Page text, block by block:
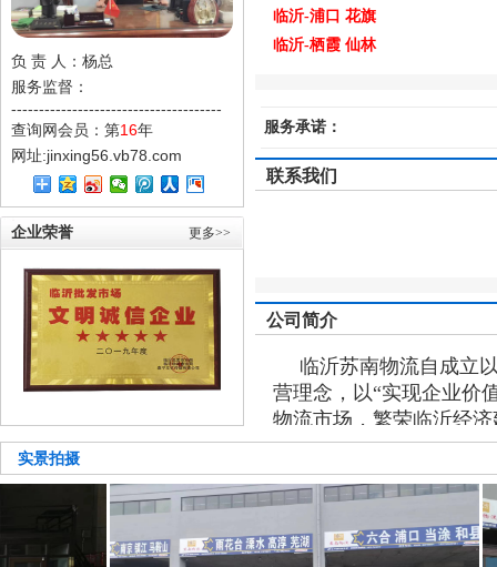
负 责 人：杨总
服务监督：
--------------------------------------
查询网会员：第16年
网址:jinxing56.vb78.com
企业荣誉 更多>>
临沂-浦口 花旗
临沂-栖霞 仙林
临沂-镇江 句容 扬州
临沂-安徽路线
临沂-马鞍山 滁州 博望 合县 当涂
服务承诺：
联系我们
公司简介
临沂苏南物流自成立
营理念，以“实现企业价
物流市场，繁荣临沂经
掘临沂市场潜力，逐步
满足客户全方位物流要求
公司本着信誉至上的
营原则，提供集仓储、
询一体化的全程快捷服
实景拍摄